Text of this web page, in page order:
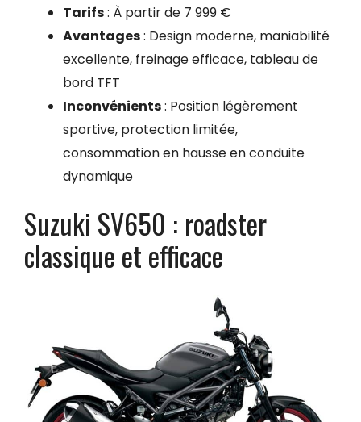
Tarifs: À partir de 7 999 €
Avantages: Design moderne, maniabilité
excellente, freinage efficace, tableau de
bord TFT
Inconvénients: Position légèrement
sportive, protection limitée,
consommation en hausse en conduite
dynamique
Suzuki SV650 : roadster
classique et efficace